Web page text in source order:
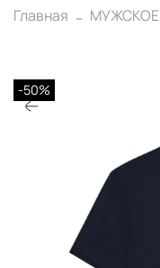
Главная МУЖСКОЕ
-50%